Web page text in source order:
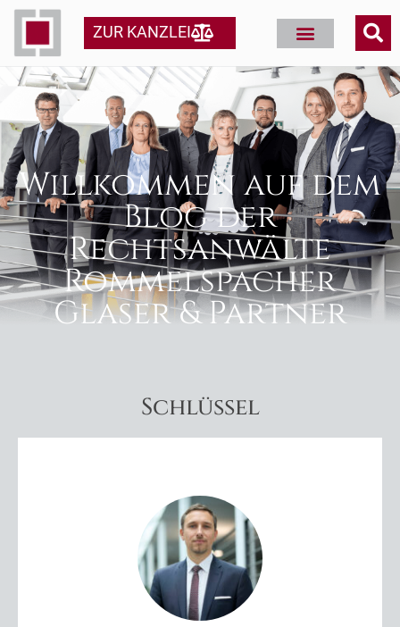
ZUR KANZLEI
Willkommen auf dem
Blog der
Rechtsanwälte
Rommelspacher
Glaser & Partner
Schlüssel